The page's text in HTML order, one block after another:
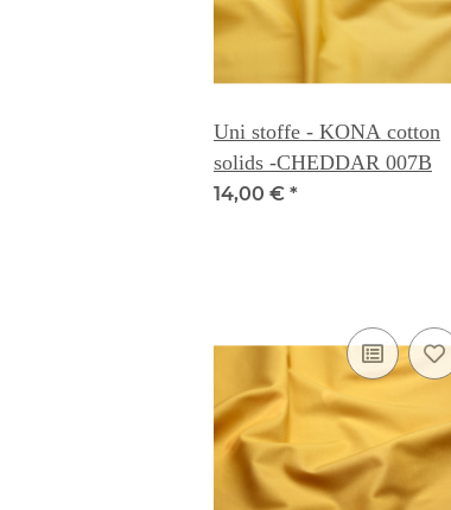
Uni stoffe - KONA cotton
solids -CHEDDAR 007B
14,00 € *